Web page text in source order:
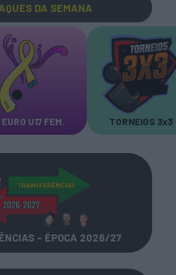
DA SEMANA
EURO U17 FEM. TORNEIOS 3x3
- ÉPOCA 2026/27